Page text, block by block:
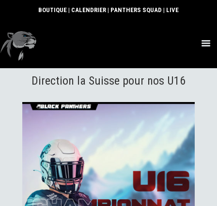
BOUTIQUE | CALENDRIER | PANTHERS SQUAD | LIVE
ACTUS
SECTIONS
COMMUNAUTÉ
CONTACT
Direction la Suisse pour nos U16